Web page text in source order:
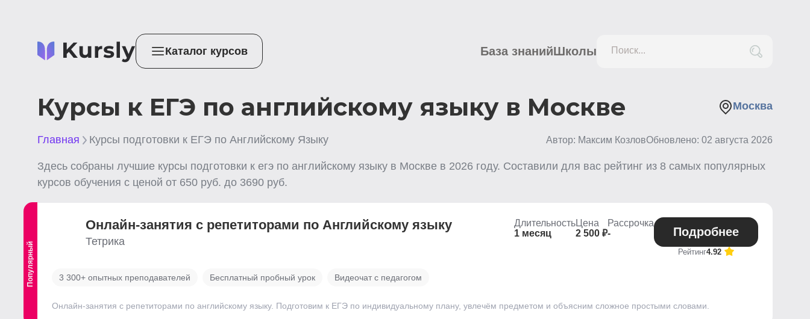
Каталог курсов База знанийШколы Поиск...
Курсы к ЕГЭ по английскому языку в Москве Москва
Главная Курсы подготовки к ЕГЭ по Английскому Языку Автор: Максим КозловОбновлено: 02 августа 2026
Здесь собраны лучшие курсы подготовки к егэ по английскому языку в Москве в 2026 году. Составили для вас рейтинг из 8 самых популярных
курсов обучения с ценой от 650 руб. до 3690 руб.
Популярный
Онлайн-занятия с репетиторами по Английскому языку
Тетрика
Длительность
1 месяц
Цена
2 500 ₽
Рассрочка
-
Подробнее
Рейтинг4.92
3 300+ опытных преподавателей Бесплатный пробный урок Видеочат с педагогом
Онлайн-занятия с репетиторами по английскому языку. Подготовим к ЕГЭ по индивидуальному плану, увлечём предметом и объясним сложное простыми словами.